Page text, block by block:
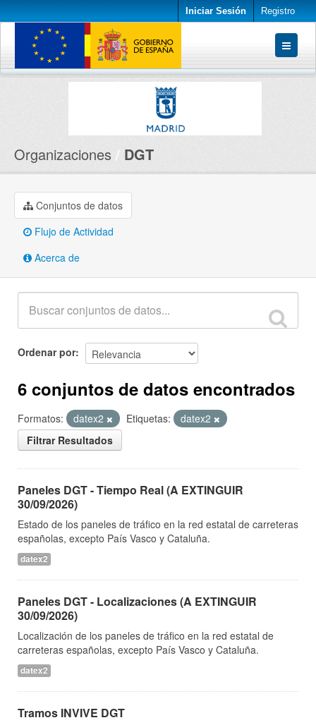
Iniciar Sesión Registro
Conjuntos de datos
Organizaciones DGT
Conjuntos de datos
Flujo de Actividad
Acerca de
Ordenar por
6 conjuntos de datos encontrados
Formatos: datex2 Etiquetas:
datex2
Filtrar Resultados
Paneles DGT - Tiempo Real (A EXTINGUIR
30/09/2026)
Estado de los paneles de tráfico en la red estatal de carreteras
españolas, excepto País Vasco y Cataluña.
datex2
Paneles DGT - Localizaciones (A EXTINGUIR
30/09/2026)
Localización de los paneles de tráfico en la red estatal de
carreteras españolas, excepto País Vasco y Cataluña.
datex2
Tramos INVIVE DGT